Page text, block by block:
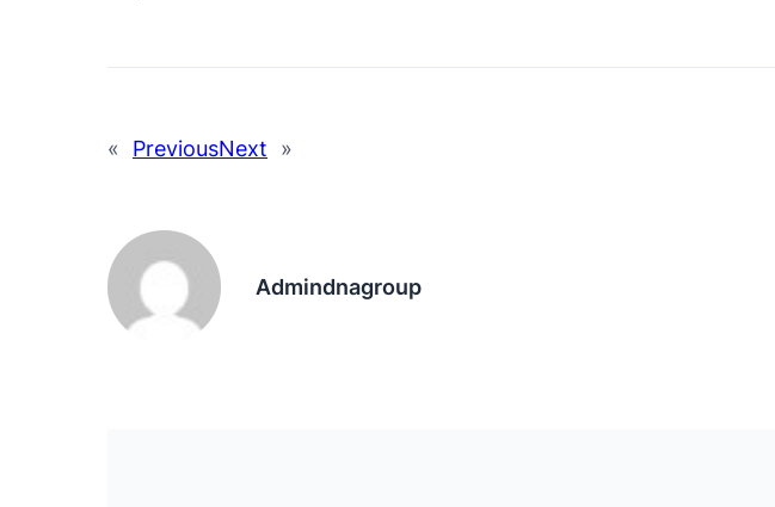
« PreviousNext »
Admindnagroup